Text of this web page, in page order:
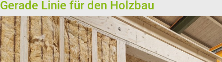
Gerade Linie für den Holzbau